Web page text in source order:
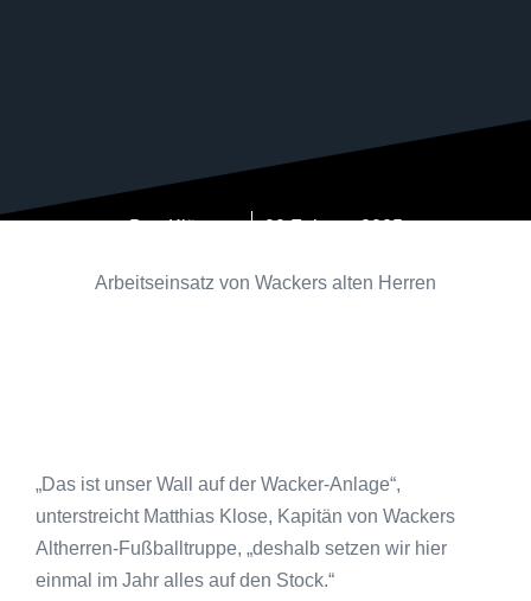
Ben Klümper 09.Februar.2025
Arbeitseinsatz von Wackers alten Herren
„Das ist unser Wall auf der Wacker-Anlage“,
unterstreicht Matthias Klose, Kapitän von Wackers
Altherren-Fußballtruppe, „deshalb setzen wir hier
einmal im Jahr alles auf den Stock.“